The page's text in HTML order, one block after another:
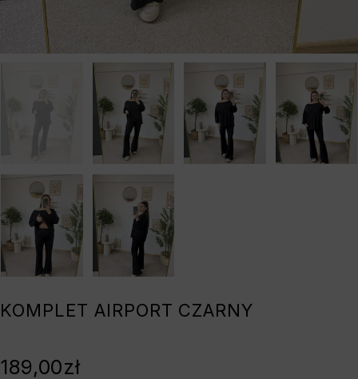
KOMPLET AIRPORT CZARNY
189,00zł